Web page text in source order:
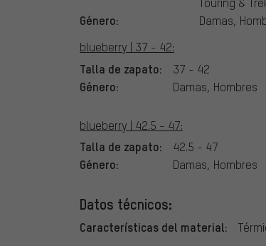
Género:
Damas,
blueberry | 37 - 42:
Talla de zapato: 37 - 42
Género: Damas, Hombres
blueberry | 42.5 - 47:
Talla de zapato: 42.5 - 47
Género: Damas, Hombres
Datos técnicos:
Características del material: